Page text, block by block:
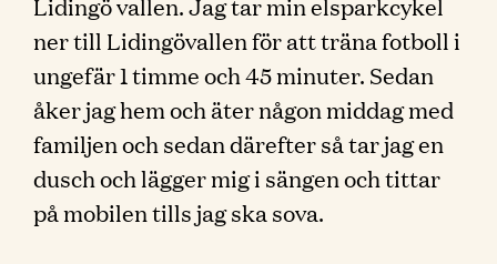
ner till Lidingövallen för att träna fotboll i
ungefär 1 timme och 45 minuter. Sedan
åker jag hem och äter någon middag med
familjen och sedan därefter så tar jag en
dusch och lägger mig i sängen och tittar
på mobilen tills jag ska sova.